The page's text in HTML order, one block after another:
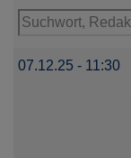
07.12.25 - 11:30